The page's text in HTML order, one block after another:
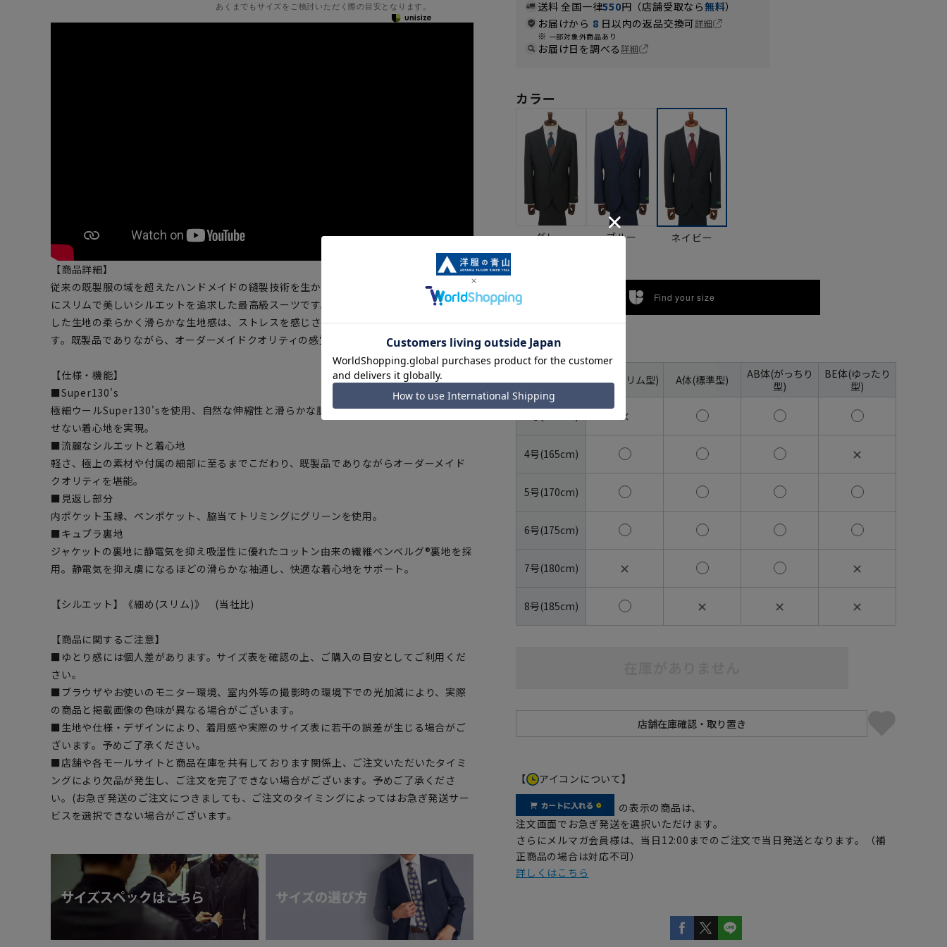
あくまでもサイズをご検討いただく際の目安となります。
【商品詳細】
従来の既製服の域を超えたハンドメイドの縫製技術を生かし、イタリアンクラシコを基調
にスリムで美しいシルエットを追求した最高級スーツです。極細ウールSuper130'sを使用
した生地の柔らかく滑らかな生地感は、ストレスを感じさせない快適な着用感を与えま
す。既製品でありながら、オーダーメイドクオリティの感覚を堪能していただけます。
【仕様・機能】
■Super130's
極細ウールSuper130'sを使用、自然な伸縮性と滑らかな肌触りを備え、ストレスを感じさ
せない着心地を実現。
■流麗なシルエットと着心地
軽さ、極上の素材や付属の細部に至るまでこだわり、既製品でありながらオーダーメイド
クオリティを堪能。
■見返し部分
内ポケット玉縁、ペンポケット、脇当てトリミングにグリーンを使用。
■キュプラ裏地
ジャケットの裏地に静電気を抑え吸湿性に優れたコットン由来の繊維ベンベルグ®裏地を採
用。静電気を抑え虜になるほどの滑らかな袖通し、快適な着心地をサポート。
【シルエット】《細め(スリム)》 (当社比)
【商品に関するご注意】
■ゆとり感には個人差があります。サイズ表を確認の上、ご購入の目安としてご利用くだ
さい。
■ブラウザやお使いのモニター環境、室内外等の撮影時の環境下での光加減により、実際
の商品と掲載画像の色味が異なる場合がございます。
■生地や仕様・デザインにより、着用感や実際のサイズ表に若干の誤差が生じる場合がご
ざいます。予めご了承ください。
■店舗や各モールサイトと商品在庫を共有しております関係上、ご注文いただいたタイミ
ングにより欠品が発生し、ご注文を完了できない場合がございます。予めご了承くださ
い。(お急ぎ発送のご注文につきましても、ご注文のタイミングによってはお急ぎ発送サー
ビスを選択できない場合がございます。
送料 全国一律550円（店舗受取なら無料）
お届けから 8 日以内の返品交換可詳細
一部対象外商品あり
お届け日を調べる詳細
カラー
グレー ブルー ネイビー
Find your size
サイズ
号数（身長） YA体(スリム型) A体(標準型)
AB体(がっちり
型)
BE体(ゆったり
型)
✕
4号(165cm) ✕
5号(170cm)
6号(175cm)
7号(180cm) ✕ ✕
8号(185cm) ✕ ✕ ✕
【 アイコンについて】
の表示の商品は、
注文画面でお急ぎ発送を選択いただけます。
さらにメルマガ会員様は、当日12:00までのご注文で当日発送となります。（補
正商品の場合は対応不可）
詳しくはこちら